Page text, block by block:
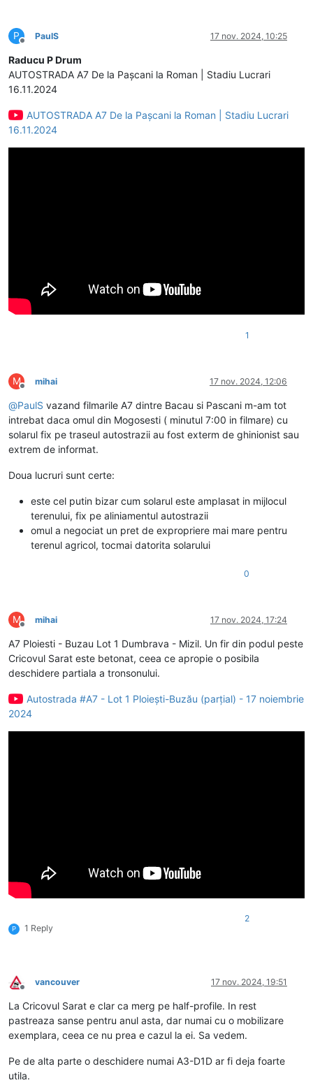
P
Deconectat
PaulS 17 nov. 2024, 10:25
Raducu P Drum
AUTOSTRADA A7 De la Pașcani la Roman | Stadiu Lucrari
16.11.2024
AUTOSTRADA A7 De la Pașcani la Roman | Stadiu Lucrari
16.11.2024
1
M
Deconectat
mihai 17 nov. 2024, 12:06
@PaulS vazand filmarile A7 dintre Bacau si Pascani m-am tot
intrebat daca omul din Mogosesti ( minutul 7:00 in filmare) cu
solarul fix pe traseul autostrazii au fost exterm de ghinionist sau
extrem de informat.
Doua lucruri sunt certe:
este cel putin bizar cum solarul este amplasat in mijlocul
terenului, fix pe aliniamentul autostrazii
omul a negociat un pret de expropriere mai mare pentru
terenul agricol, tocmai datorita solarului
0
M
Deconectat
mihai 17 nov. 2024, 17:24
A7 Ploiesti - Buzau Lot 1 Dumbrava - Mizil. Un fir din podul peste
Cricovul Sarat este betonat, ceea ce apropie o posibila
deschidere partiala a tronsonului.
Autostrada #A7 - Lot 1 Ploiești-Buzău (parțial) - 17 noiembrie
2024
P 1 Reply
2
Deconectat
vancouver 17 nov. 2024, 19:51
La Cricovul Sarat e clar ca merg pe half-profile. In rest
pastreaza sanse pentru anul asta, dar numai cu o mobilizare
exemplara, ceea ce nu prea e cazul la ei. Sa vedem.
Pe de alta parte o deschidere numai A3-D1D ar fi deja foarte
utila.